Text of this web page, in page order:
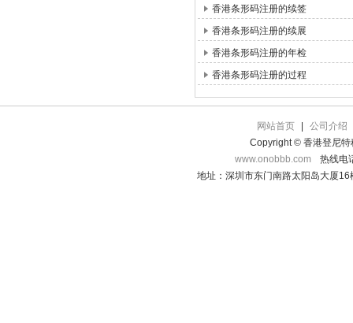
香港条形码注册的续签
香港条形码注册的续展
香港条形码注册的年检
香港条形码注册的过程
网站首页
公司介绍
Copyright © 香港登尼特
www.onobbb.com
热线电
地址：深圳市东门南路太阳岛大厦